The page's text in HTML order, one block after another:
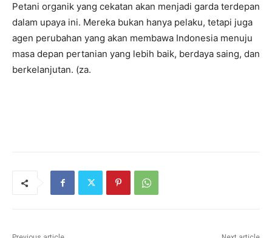
Petani organik yang cekatan akan menjadi garda terdepan
dalam upaya ini. Mereka bukan hanya pelaku, tetapi juga
agen perubahan yang akan membawa Indonesia menuju
masa depan pertanian yang lebih baik, berdaya saing, dan
berkelanjutan. (za.